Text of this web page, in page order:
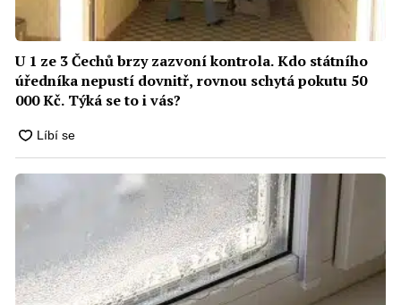
U 1 ze 3 Čechů brzy zazvoní kontrola. Kdo státního
úředníka nepustí dovnitř, rovnou schytá pokutu 50
000 Kč. Týká se to i vás?